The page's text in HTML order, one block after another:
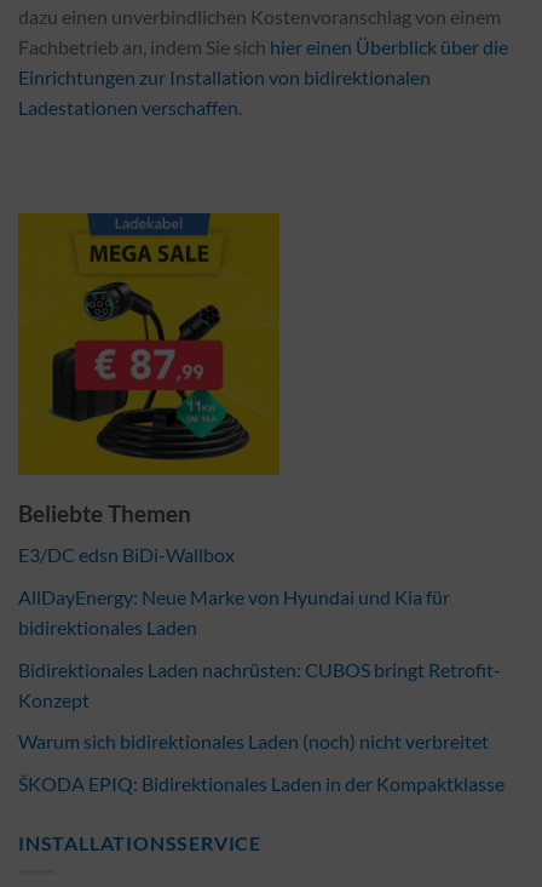
dazu einen unverbindlichen Kostenvoranschlag von einem
Fachbetrieb an, indem Sie sich hier einen Überblick über die
Einrichtungen zur Installation von bidirektionalen
Ladestationen verschaffen.
Beliebte Themen
E3/DC edsn BiDi-Wallbox
AllDayEnergy: Neue Marke von Hyundai und Kia für
bidirektionales Laden
Bidirektionales Laden nachrüsten: CUBOS bringt Retrofit-
Konzept
Warum sich bidirektionales Laden (noch) nicht verbreitet
ŠKODA EPIQ: Bidirektionales Laden in der Kompaktklasse
INSTALLATIONSSERVICE